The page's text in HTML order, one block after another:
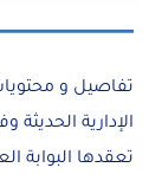
تفاصيل و محتويات
الإدارية
تعقدها البوابة